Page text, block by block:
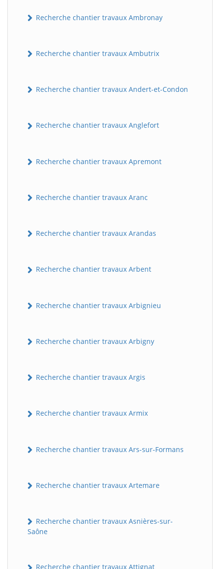
Recherche chantier travaux Ambronay
Recherche chantier travaux Ambutrix
Recherche chantier travaux Andert-et-Condon
Recherche chantier travaux Anglefort
Recherche chantier travaux Apremont
Recherche chantier travaux Aranc
Recherche chantier travaux Arandas
Recherche chantier travaux Arbent
Recherche chantier travaux Arbignieu
Recherche chantier travaux Arbigny
Recherche chantier travaux Argis
Recherche chantier travaux Armix
Recherche chantier travaux Ars-sur-Formans
Recherche chantier travaux Artemare
Recherche chantier travaux Asnières-sur-
Saône
Recherche chantier travaux Attignat